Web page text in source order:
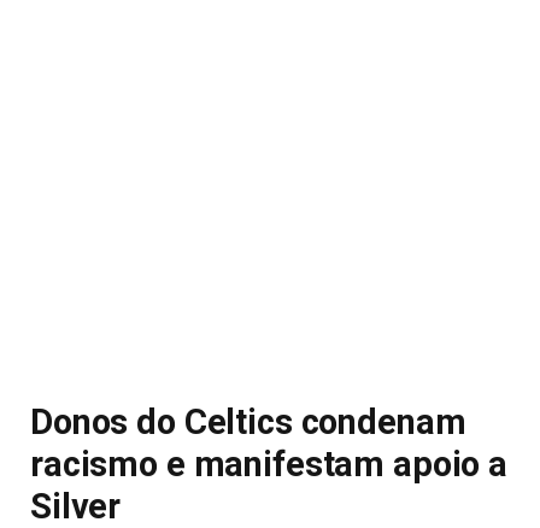
Donos do Celtics condenam
racismo e manifestam apoio a
Silver